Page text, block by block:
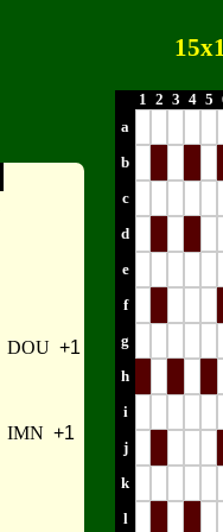
DOU +1
IMN +1
1 2 3 4 5
a
b
c
d
e
f
g
h
i
j
k
l